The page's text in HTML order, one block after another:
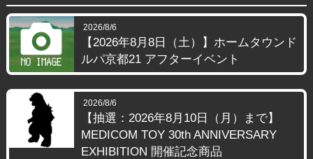
2026/8/6
【2026年8月8日（土）】ホームタウンド
ルパ京都21 アフターイベント
2026/8/6
【抽選：2026年8月10日（月）まで】
MEDICOM TOY 30th ANNIVERSARY
EXHIBITION 開催記念商品